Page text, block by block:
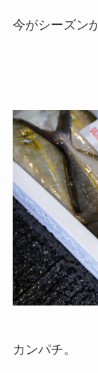
今がシーズン
カンパチ。